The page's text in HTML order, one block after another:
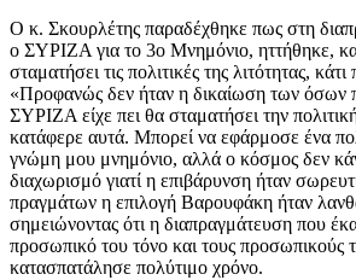
Ο κ. Σκουρλέτης παραδέχθηκε πως στη
ο ΣΥΡΙΖΑ για το 3ο Μνημόνιο, ηττήθηκε,
σταματήσει τις πολιτικές της λιτότητας,
«Προφανώς δεν ήταν η δικαίωση των
ΣΥΡΙΖΑ είχε πει θα σταματήσει την
κατάφερε αυτά. Μπορεί να εφάρμοσε ένα
γνώμη μου μνημόνιο, αλλά ο κόσμος δεν
διαχωρισμό γιατί η επιβάρυνση ήταν
πραγμάτων η επιλογή Βαρουφάκη ήταν
σημειώνοντας ότι η διαπραγμάτευση που
προσωπικό του τόνο και τους προσωπικούς
κατασπατάλησε πολύτιμο χρόνο.